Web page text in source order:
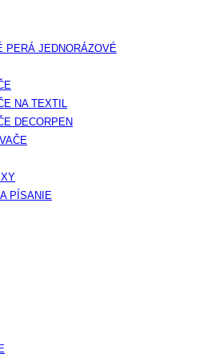
PERÁ JEDNORÁZOVÉ
NA TEXTIL
DECORPEN
PÍSANIE